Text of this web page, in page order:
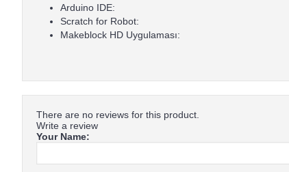
Arduino IDE:
Scratch for Robot:
Makeblock HD Uygulaması:
There are no reviews for this product.
Write a review
Your Name: